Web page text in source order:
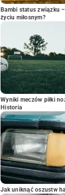
Bambi status związku
życiu miłosnym?
Wyniki meczów piłki
Historia
Jak uniknąć oszustw